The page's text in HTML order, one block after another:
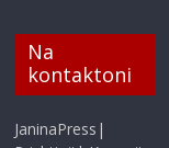
Na
kontaktoni
JaninaPress|